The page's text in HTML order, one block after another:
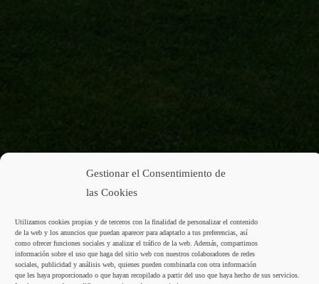
Gestionar el Consentimiento de
las Cookies
Utilizamos cookies propias y de terceros con la finalidad de personalizar el contenido
de la web y los anuncios que puedan aparecer para adaptarlo a tus preferencias, así
como ofrecer funciones sociales y analizar el tráfico de la web. Además, compartimos
información sobre el uso que haga del sitio web con nuestros colaboradores de redes
sociales, publicidad y análisis web, quienes pueden combinarla con otra información
que les haya proporcionado o que hayan recopilado a partir del uso que haya hecho de sus servicios.
PASA UNOS DIAS DE COMODIDAD Y RELAX